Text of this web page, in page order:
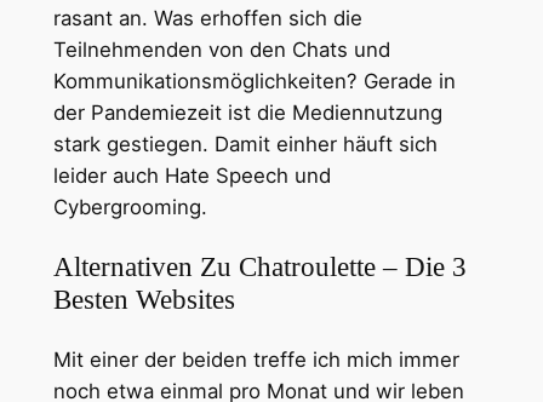
rasant an. Was erhoffen sich die
Teilnehmenden von den Chats und
Kommunikationsmöglichkeiten? Gerade in
der Pandemiezeit ist die Mediennutzung
stark gestiegen. Damit einher häuft sich
leider auch Hate Speech und
Cybergrooming.
Alternativen Zu Chatroulette – Die 3
Besten Websites
Mit einer der beiden treffe ich mich immer
noch etwa einmal pro Monat und wir leben